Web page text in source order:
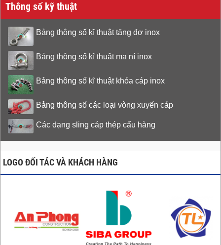
Thông số kỹ thuật
Bảng thông số kĩ thuật tăng đơ inox
Bảng thông số kĩ thuật ma ní inox
Bảng thông số kĩ thuật khóa cáp inox
Bảng thông số các loại vòng xuyến cáp
Các dạng sling cáp thép cẩu hàng
LOGO ĐỐI TÁC VÀ KHÁCH HÀNG